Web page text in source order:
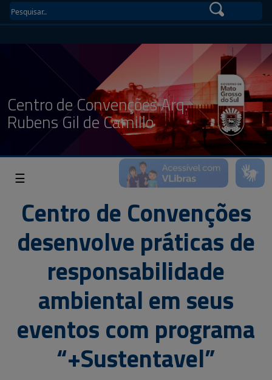
Centro de Convenções Arq.
Rubens Gil de Camillo
☰
Centro de Convenções
desenvolve práticas de
responsabilidade
ambiental em seus
eventos com programa
“+Sustentavel”